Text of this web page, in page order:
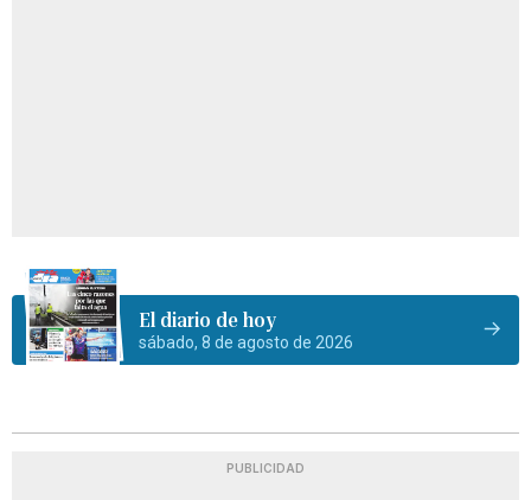
El diario de hoy
sábado, 8 de agosto de 2026
PUBLICIDAD